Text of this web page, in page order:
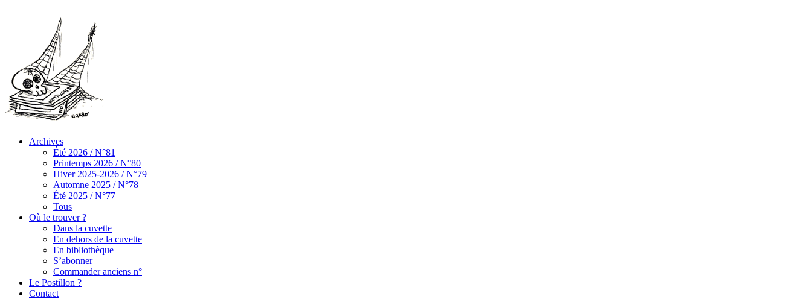
Archives
Été 2026 / N°81
Printemps 2026 / N°80
Hiver 2025-2026 / N°79
Automne 2025 / N°78
Été 2025 / N°77
Tous
Où le trouver ?
Dans la cuvette
En dehors de la cuvette
En bibliothèque
S’abonner
Commander anciens n°
Le Postillon ?
Contact